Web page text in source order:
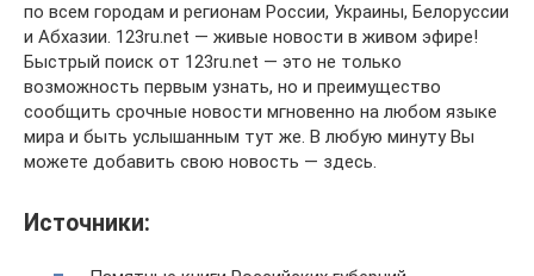
по всем городам и регионам России, Украины, Белоруссии
и Абхазии. 123ru.net — живые новости в живом эфире!
Быстрый поиск от 123ru.net — это не только
возможность первым узнать, но и преимущество
сообщить срочные новости мгновенно на любом языке
мира и быть услышанным тут же. В любую минуту Вы
можете добавить свою новость — здесь.
Источники: